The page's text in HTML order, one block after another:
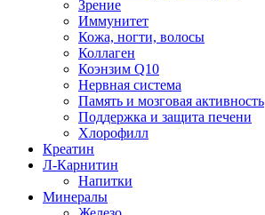
Зрение
Иммунитет
Кожа, ногти, волосы
Коллаген
Коэнзим Q10
Нервная система
Память и мозговая активность
Поддержка и защита печени
Хлорофилл
Креатин
Л-Карнитин
Напитки
Минералы